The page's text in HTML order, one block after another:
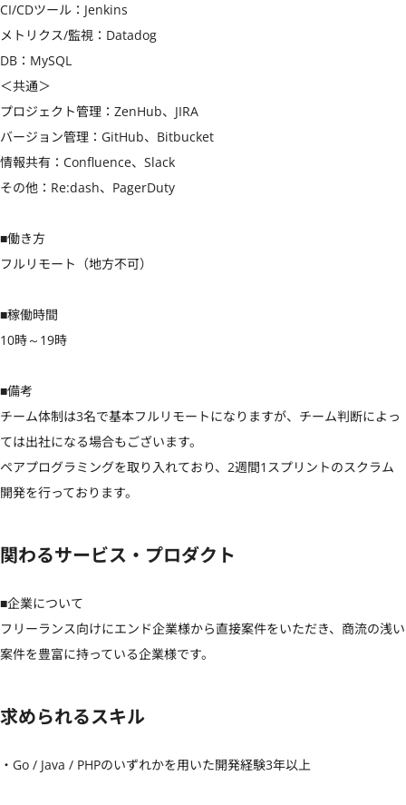
CI/CDツール：Jenkins
メトリクス/監視：Datadog
DB：MySQL
＜共通＞
プロジェクト管理：ZenHub、JIRA
バージョン管理：GitHub、Bitbucket
情報共有：Confluence、Slack
その他：Re:dash、PagerDuty
■働き方
フルリモート（地方不可）
■稼働時間
10時～19時
■備考
チーム体制は3名で基本フルリモートになりますが、チーム判断によっ
ては出社になる場合もございます。
ペアプログラミングを取り入れており、2週間1スプリントのスクラム
開発を行っております。
関わるサービス・プロダクト
■企業について
フリーランス向けにエンド企業様から直接案件をいただき、商流の浅い
案件を豊富に持っている企業様です。
求められるスキル
・Go / Java / PHPのいずれかを用いた開発経験3年以上